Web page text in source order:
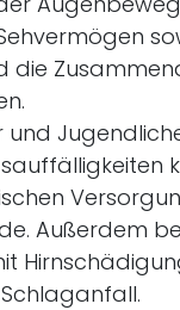
die
und
Außerdem